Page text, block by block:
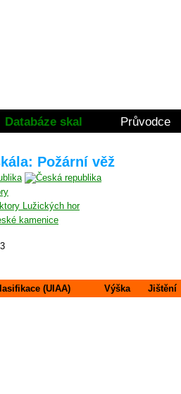
Databáze skal Průvodce
Požární věž
Lužických hor
kamenice
3
(UIAA) Výška
Jištění